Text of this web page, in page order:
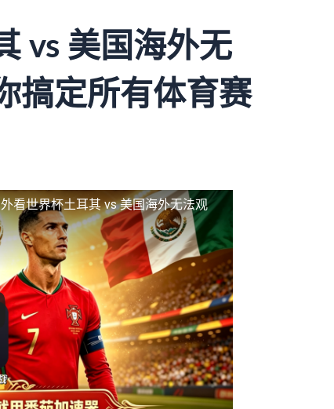
vs 美国海外无
搞定所有体育赛
看世界杯土耳其 vs 美国海外无法观